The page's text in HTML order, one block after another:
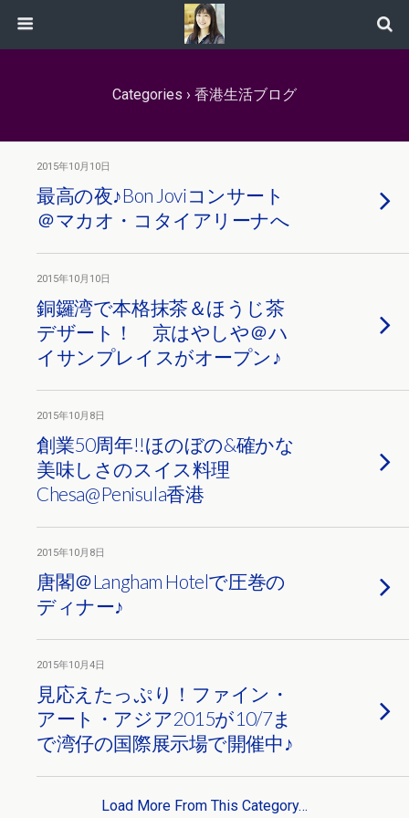
Categories › 香港生活ブログ
2015年10月10日
最高の夜♪Bon Joviコンサート
＠マカオ・コタイアリーナへ
2015年10月10日
銅鑼湾で本格抹茶＆ほうじ茶
デザート！ 京はやしや＠ハ
イサンプレイスがオープン♪
2015年10月8日
創業50周年!!ほのぼの&確かな
美味しさのスイス料理
Chesa@Penisula香港
2015年10月8日
唐閣＠Langham Hotelで圧巻の
ディナー♪
2015年10月4日
見応えたっぷり！ファイン・
アート・アジア2015が10/7ま
で湾仔の国際展示場で開催中♪
Load More From This Category…